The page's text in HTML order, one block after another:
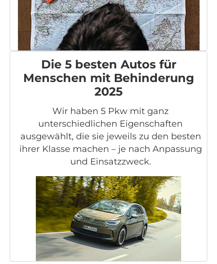
Die 5 besten Autos für
Menschen mit Behinderung
2025
Wir haben 5 Pkw mit ganz
unterschiedlichen Eigenschaften
ausgewählt, die sie jeweils zu den besten
ihrer Klasse machen – je nach Anpassung
und Einsatzzweck.